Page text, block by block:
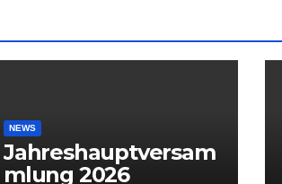
NEWS
Jahreshauptversam
mlung 2026